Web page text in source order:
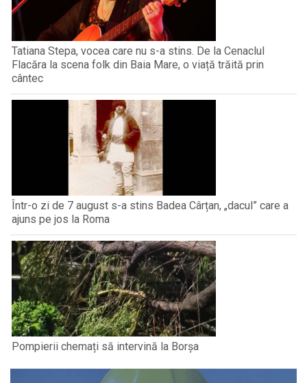
Tatiana Stepa, vocea care nu s-a stins. De la Cenaclul
Flacăra la scena folk din Baia Mare, o viață trăită prin
cântec
Într-o zi de 7 august s-a stins Badea Cârțan, „dacul” care a
ajuns pe jos la Roma
Pompierii chemați să intervină la Borșa